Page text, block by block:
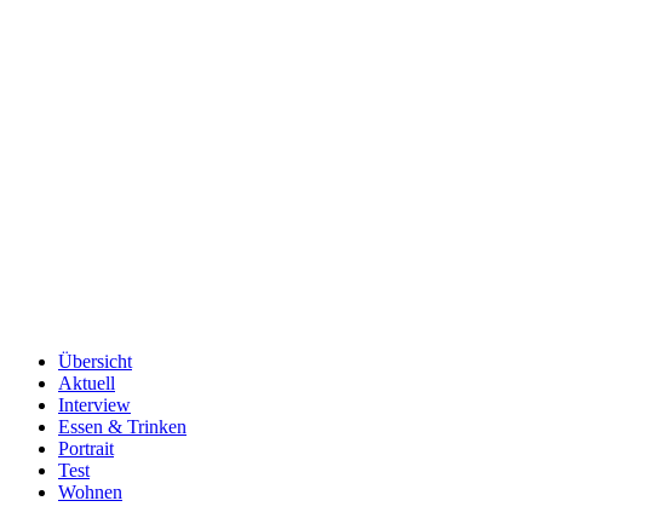
Übersicht
Aktuell
Interview
Essen & Trinken
Portrait
Test
Wohnen